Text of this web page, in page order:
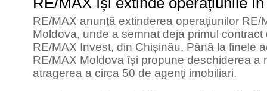
RE/MAX anunță extinderea operațiunilor
Moldova, unde a semnat deja primul
RE/MAX Invest, din Chișinău. Până la finele
RE/MAX Moldova își propune deschiderea a
atragerea a circa 50 de agenți imobiliari.